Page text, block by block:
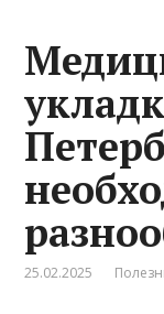
25.02.2025